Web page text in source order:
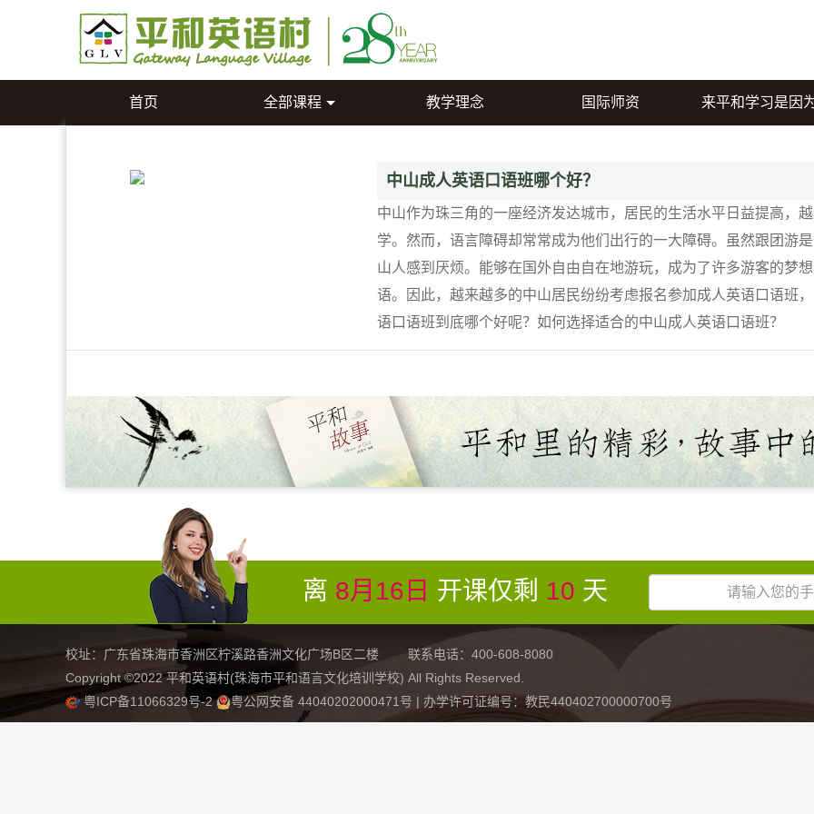
首页 全部课程 教学理念 国际师资 来平和学习是因
中山成人英语口语班哪个好？
中山作为珠三角的一座经济发达城市，居民的生活水平日益提高，
学。然而，语言障碍却常常成为他们出行的一大障碍。虽然跟团游
山人感到厌烦。能够在国外自由自在地游玩，成为了许多游客的梦
语。因此，越来越多的中山居民纷纷考虑报名参加成人英语口语班
语口语班到底哪个好呢？如何选择适合的中山成人英语口语班？
离 8月16日 开课仅剩 10 天
校址：广东省珠海市香洲区柠溪路香洲文化广场B区二楼 联系电话：400-608-8080
Copyright ©2022 平和英语村(珠海市平和语言文化培训学校) All Rights Reserved.
粤ICP备11066329号-2
粤公网安备 44040202000471号 | 办学许可证编号：教民440402700000700号